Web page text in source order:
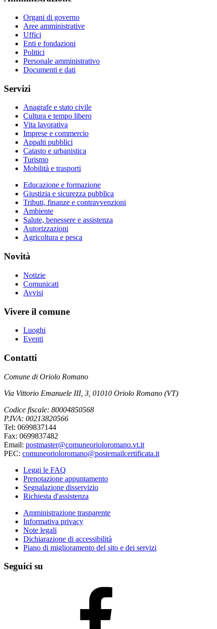
Organi di governo
Aree amministrative
Uffici
Enti e fondazioni
Politici
Personale amministrativo
Documenti e dati
Servizi
Anagrafe e stato civile
Cultura e tempo libero
Vita lavorativa
Imprese e commercio
Appalti pubblici
Catasto e urbanistica
Turismo
Mobilità e trasporti
Educazione e formazione
Giustizia e sicurezza pubblica
Tributi, finanze e contravvenzioni
Ambiente
Salute, benessere e assistenza
Autorizzazioni
Agricoltura e pesca
Novità
Notizie
Comunicati
Avvisi
Vivere il comune
Luoghi
Eventi
Contatti
Comune di Oriolo Romano
Via Vittorio Emanuele III, 3, 01010 Oriolo Romano (VT)
Codice fiscale: 80004850568
P.IVA: 00213820566
Tel: 0699837144
Fax: 0699837482
Email: postmaster@comuneorioloromano.vt.it
PEC: comuneorioloromano@postemailcertificata.it
Leggi le FAQ
Prenotazione appuntamento
Segnalazione disservizio
Richiesta d'assistenza
Amministrazione trasparente
Informativa privacy
Note legali
Dichiarazione di accessibilità
Piano di miglioramento del sito e dei servizi
Seguici su